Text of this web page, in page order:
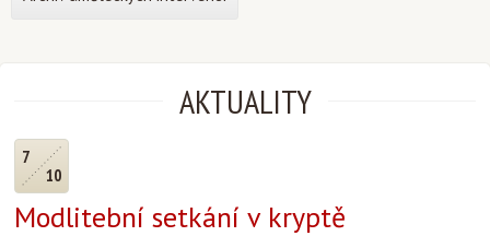
AKTUALITY
7
10
Modlitební setkání v kryptě